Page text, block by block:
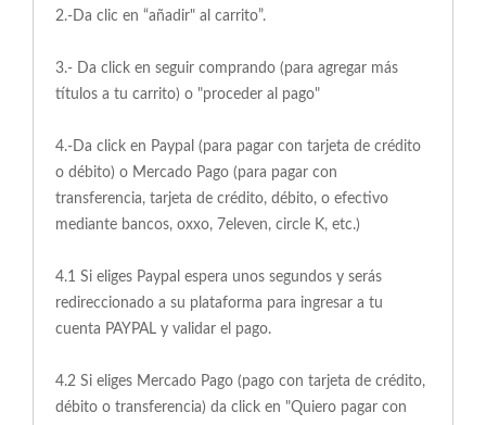
2.-Da clic en “añadir" al carrito”.
3.- Da click en seguir comprando (para agregar más
títulos a tu carrito) o "proceder al pago"
4.-Da click en Paypal (para pagar con tarjeta de crédito
o débito) o Mercado Pago (para pagar con
transferencia, tarjeta de crédito, débito, o efectivo
mediante bancos, oxxo, 7eleven, circle K, etc.)
4.1 Si eliges Paypal espera unos segundos y serás
redireccionado a su plataforma para ingresar a tu
cuenta PAYPAL y validar el pago.
4.2 Si eliges Mercado Pago (pago con tarjeta de crédito,
débito o transferencia) da click en "Quiero pagar con